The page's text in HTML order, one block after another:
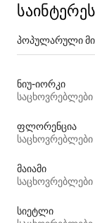
პოპულარული
ნიუ-იორკი
ფლორენცია
მაიამი
სიეტლი